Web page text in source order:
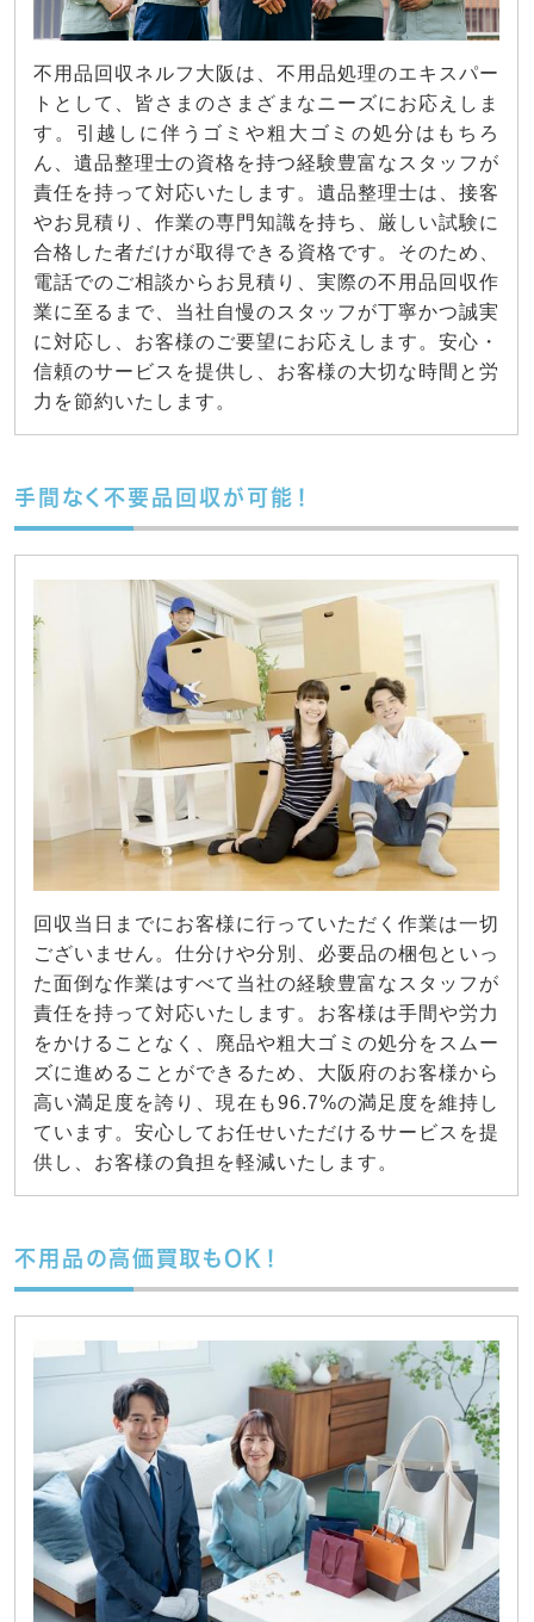
不用品回収ネルフ大阪は、不用品処理のエキスパー
トとして、皆さまのさまざまなニーズにお応えしま
す。引越しに伴うゴミや粗大ゴミの処分はもちろ
ん、遺品整理士の資格を持つ経験豊富なスタッフが
責任を持って対応いたします。遺品整理士は、接客
やお見積り、作業の専門知識を持ち、厳しい試験に
合格した者だけが取得できる資格です。そのため、
電話でのご相談からお見積り、実際の不用品回収作
業に至るまで、当社自慢のスタッフが丁寧かつ誠実
に対応し、お客様のご要望にお応えします。安心・
信頼のサービスを提供し、お客様の大切な時間と労
力を節約いたします。
手間なく不要品回収が可能！
回収当日までにお客様に行っていただく作業は一切
ございません。仕分けや分別、必要品の梱包といっ
た面倒な作業はすべて当社の経験豊富なスタッフが
責任を持って対応いたします。お客様は手間や労力
をかけることなく、廃品や粗大ゴミの処分をスムー
ズに進めることができるため、大阪府のお客様から
高い満足度を誇り、現在も96.7%の満足度を維持し
ています。安心してお任せいただけるサービスを提
供し、お客様の負担を軽減いたします。
不用品の高価買取もOK！